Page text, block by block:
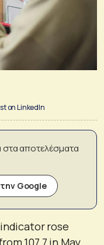
on LinkedIn
αποτελέσματα
Google
rose
107.7 in May,